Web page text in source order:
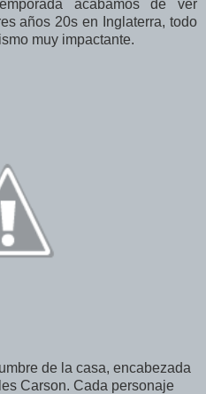
acabamos de ver
años 20s en Inglaterra, todo
muy impactante.
de la casa, encabezada
Carson. Cada personaje